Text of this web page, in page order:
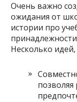
Очень важно
ожидания от
истории про
Несколько идей,
позволяя